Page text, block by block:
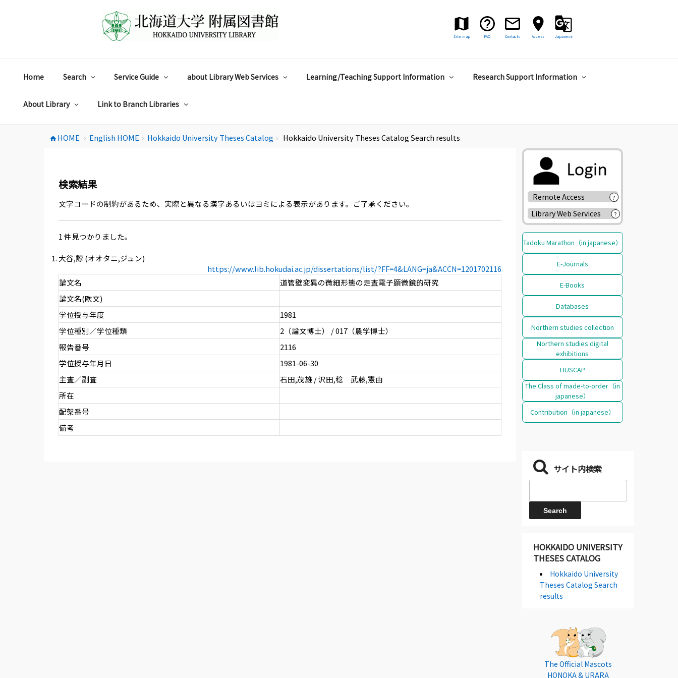
Site map FAQ Contacts Access Japanese
Home Search Service Guide about Library Web Services Learning/Teaching Support Information Research Support Information
About Library Link to Branch Libraries
home HOME chevron_right English HOME chevron_right Hokkaido University Theses Catalog chevron_right Hokkaido University Theses Catalog Search results
検索結果
文字コードの制約があるため、実際と異なる漢字あるいはヨミによる表示があります。ご了承ください。
1 件見つかりました。
大谷,諄 (オオタニ,ジュン)
https://www.lib.hokudai.ac.jp/dissertations/list/?FF=4&LANG=ja&ACCN=1201702116
論文名
道管壁変異の微細形態の走査電子顕微鏡的研究
論文名(欧文)
学位授与年度
1981
学位種別／学位種類
2（論文博士） / 017（農学博士）
報告番号
2116
学位授与年月日
1981-06-30
主査／副査
石田,茂雄 / 沢田,稔 武藤,憲由
所在
配架番号
備考
Remote Access ?
Library Web Services ?
Tadoku Marathon（in japanese）
E-Journals
E-Books
Databases
Northern studies collection
Northern studies digital
exhibitions
HUSCAP
The Class of made-to-order（in
japanese）
Contribution（in japanese）
サイト内検索
HOKKAIDO UNIVERSITY
THESES CATALOG
Hokkaido University
Theses Catalog Search
results
The Official Mascots
HONOKA & URARA